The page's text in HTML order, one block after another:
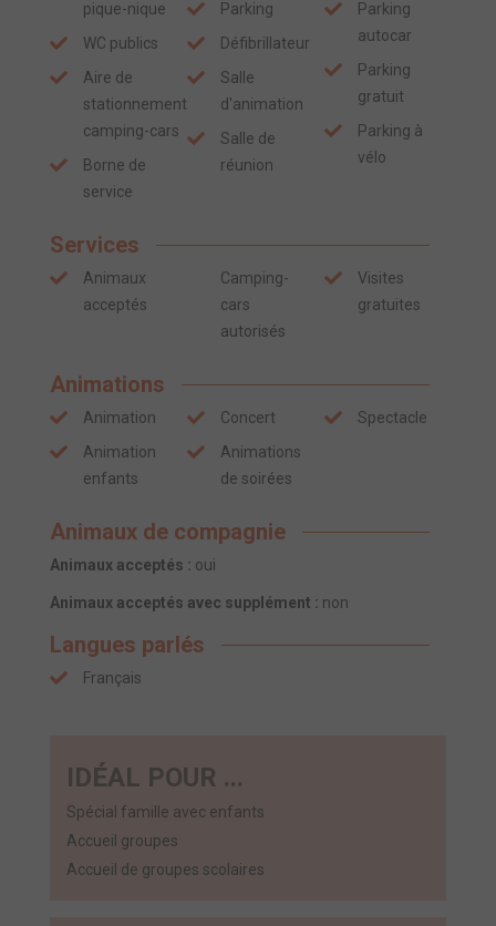
pique-nique
WC publics
Aire de
stationnement
camping-cars
Borne de
service
Parking
Défibrillateur
Salle
d'animation
Salle de
réunion
Parking
autocar
Parking
gratuit
Parking à
vélo
Services
Animaux
acceptés
Camping-
cars
autorisés
Visites
gratuites
Animations
Animation
Animation
enfants
Concert
Animations
de soirées
Spectacle
Animaux de compagnie
Animaux acceptés : oui
Animaux acceptés avec supplément : non
Langues parlés
Français
IDÉAL POUR ...
Spécial famille avec enfants
Accueil groupes
Accueil de groupes scolaires